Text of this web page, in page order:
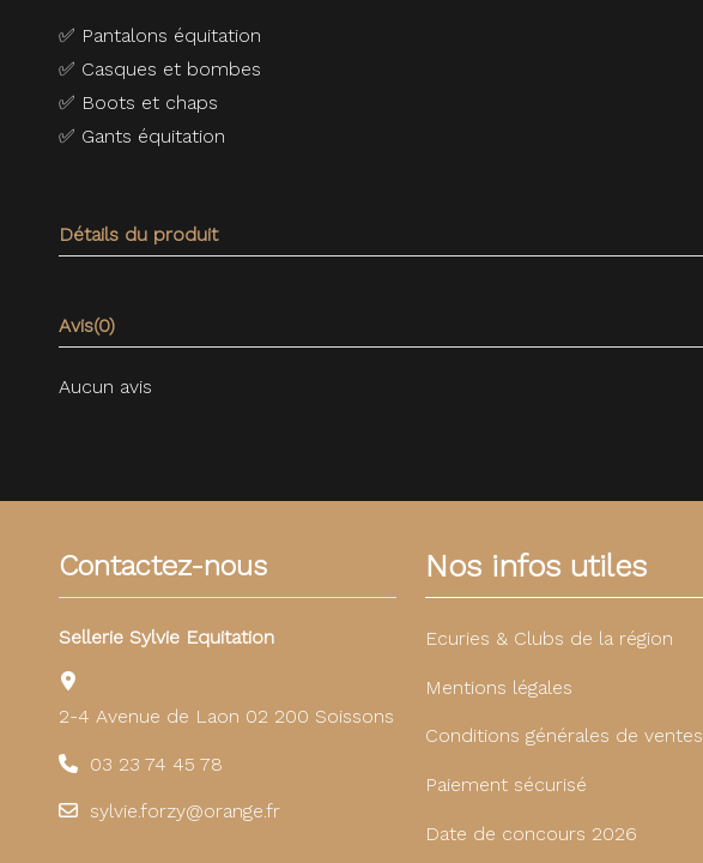
✅ Pantalons équitation
✅ Casques et bombes
✅ Boots et chaps
✅ Gants équitation
Détails du produit
Avis(0)
Aucun avis
Contactez-nous
Sellerie Sylvie Equitation
2-4 Avenue de Laon 02 200 Soissons
03 23 74 45 78
sylvie.forzy@orange.fr
Nos infos utiles
Ecuries & Clubs de la région
Mentions légales
Conditions générales de ventes
Paiement sécurisé
Date de concours 2026